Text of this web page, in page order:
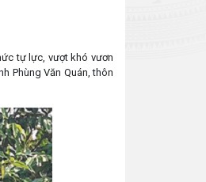
tự lực, vượt khó vươn
Phùng Văn Quán, thôn